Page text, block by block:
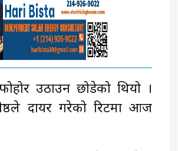
उठाउन छोडेको थियो ।
दायर गरेको रिटमा आज